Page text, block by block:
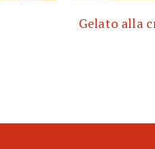
Gelato alla